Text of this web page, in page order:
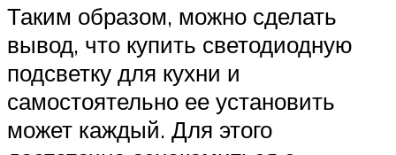
Таким образом, можно сделать
вывод, что купить светодиодную
подсветку для кухни и
самостоятельно ее установить
может каждый. Для этого